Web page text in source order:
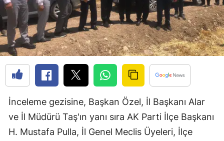
Diyarbakır
Edirne
Elazığ
Erzincan
Eskişehir
Gaziantep
İnceleme gezisine, Başkan Özel, İl Başkanı Alar
ve İl Müdürü Taş'ın yanı sıra AK Parti İlçe Başkanı
H. Mustafa Pulla, İl Genel Meclis Üyeleri, İlçe